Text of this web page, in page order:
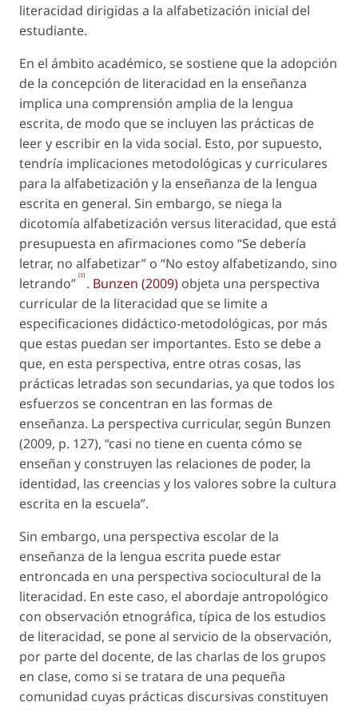
literacidad dirigidas a la alfabetización inicial del
estudiante.
En el ámbito académico, se sostiene que la adopción
de la concepción de literacidad en la enseñanza
implica una comprensión amplia de la lengua
escrita, de modo que se incluyen las prácticas de
leer y escribir en la vida social. Esto, por supuesto,
tendría implicaciones metodológicas y curriculares
para la alfabetización y la enseñanza de la lengua
escrita en general. Sin embargo, se niega la
dicotomía alfabetización versus literacidad, que está
presupuesta en afirmaciones como “Se debería
letrar, no alfabetizar” o “No estoy alfabetizando, sino
letrando” [3] . Bunzen (2009) objeta una perspectiva
curricular de la literacidad que se limite a
especificaciones didáctico-metodológicas, por más
que estas puedan ser importantes. Esto se debe a
que, en esta perspectiva, entre otras cosas, las
prácticas letradas son secundarias, ya que todos los
esfuerzos se concentran en las formas de
enseñanza. La perspectiva curricular, según Bunzen
(2009, p. 127), “casi no tiene en cuenta cómo se
enseñan y construyen las relaciones de poder, la
identidad, las creencias y los valores sobre la cultura
escrita en la escuela”.
Sin embargo, una perspectiva escolar de la
enseñanza de la lengua escrita puede estar
entroncada en una perspectiva sociocultural de la
literacidad. En este caso, el abordaje antropológico
con observación etnográfica, típica de los estudios
de literacidad, se pone al servicio de la observación,
por parte del docente, de las charlas de los grupos
en clase, como si se tratara de una pequeña
comunidad cuyas prácticas discursivas constituyen